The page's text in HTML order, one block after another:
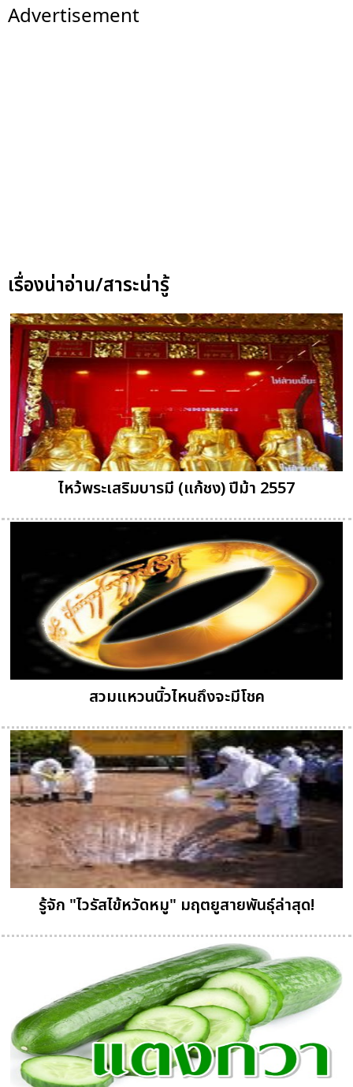
Advertisement
เรื่องน่าอ่าน/สาระน่ารู้
ไหว้พระเสริมบารมี (แก้ชง) ปีม้า 2557
สวมแหวนนิ้วไหนถึงจะมีโชค
รู้จัก "ไวรัสไข้หวัดหมู" มฤตยูสายพันธุ์ล่าสุด!